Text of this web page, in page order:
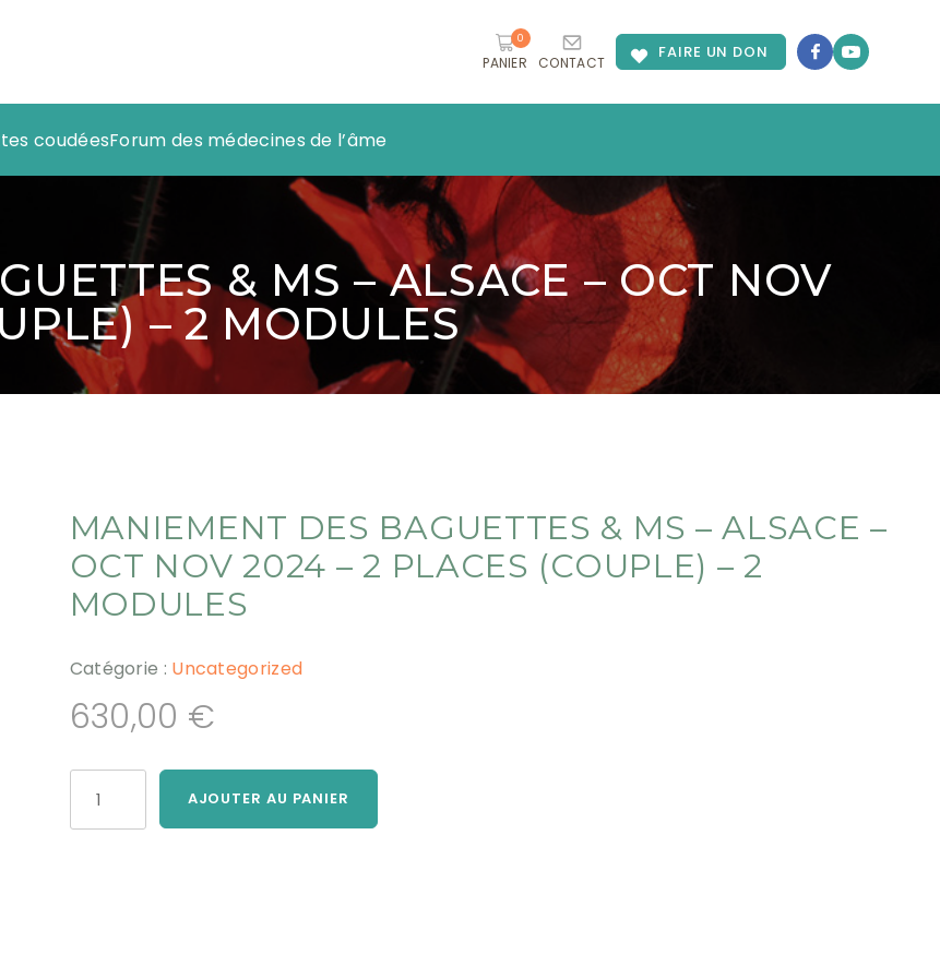
0
PANIER CONTACT FAIRE UN DON
coudéesForum des médecines de l’âme
& MS – ALSACE – OCT NOV
– 2 MODULES
MANIEMENT DES BAGUETTES & MS – ALSACE –
OCT NOV 2024 – 2 PLACES (COUPLE) – 2
MODULES
Catégorie : Uncategorized
630,00 €
Maniement
AJOUTER AU PANIER